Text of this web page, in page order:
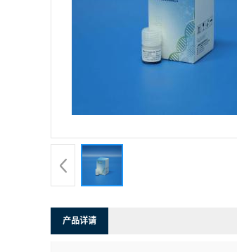
产品详请